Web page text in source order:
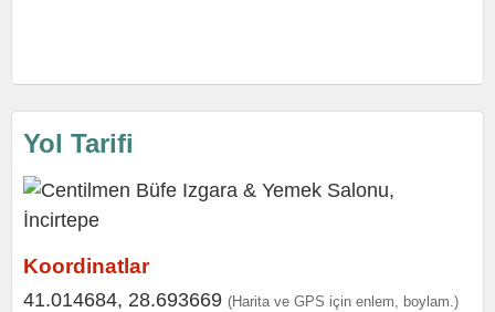
Yol Tarifi
Koordinatlar
41.014684, 28.693669 (Harita ve GPS için enlem, boylam.)